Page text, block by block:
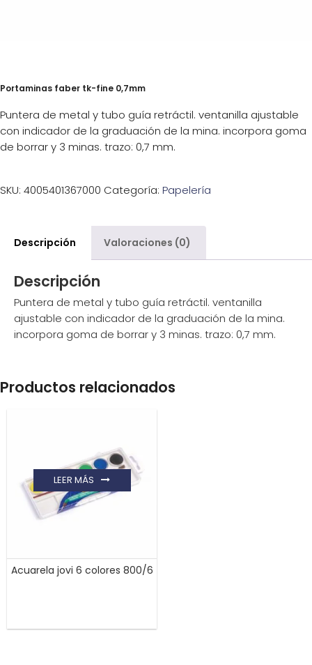
Portaminas faber tk-fine 0,7mm
Puntera de metal y tubo guía retráctil. ventanilla ajustable
con indicador de la graduación de la mina. incorpora goma
de borrar y 3 minas. trazo: 0,7 mm.
SKU: 4005401367000 Categoría: Papelería
Descripción Valoraciones (0)
Descripción
Puntera de metal y tubo guía retráctil. ventanilla
ajustable con indicador de la graduación de la mina.
incorpora goma de borrar y 3 minas. trazo: 0,7 mm.
Productos relacionados
Acuarela jovi 6 colores 800/6
LEER MÁS